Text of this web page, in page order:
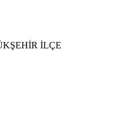
İLÇE